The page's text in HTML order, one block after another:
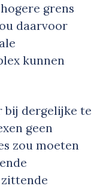
grens
daarvoor
kunnen
bij dergelijke te
geen
zou moeten